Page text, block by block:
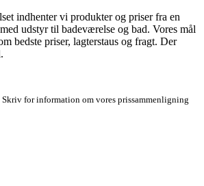
indhenter vi produkter og priser fra en
udstyr til badeværelse og bad. Vores mål
bedste priser, lagterstaus og fragt. Der
for information om vores prissammenligning